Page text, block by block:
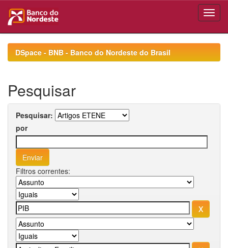
navigationDSpace - BNB - Banco do Nordeste do Brasil
Pesquisar
Pesquisar:
por
Filtros correntes: